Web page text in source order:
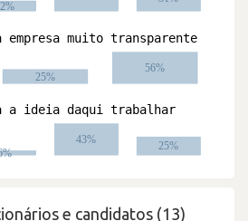
e candidatos (13)